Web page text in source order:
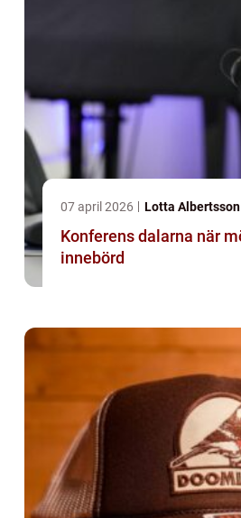
07 april 2026 Lotta Albertsson
Konferens dalarna när möten får mer
innebörd